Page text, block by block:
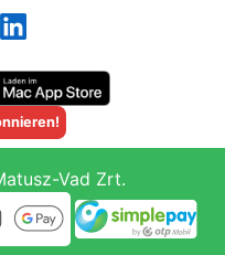
Vad Zrt.